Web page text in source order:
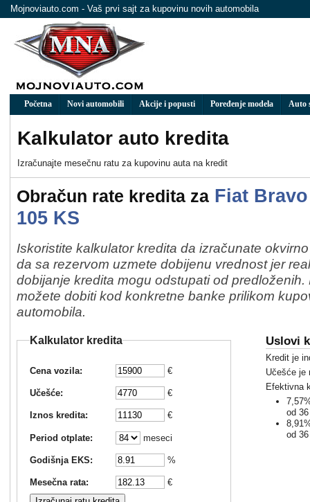
Mojnoviauto.com - Vaš prvi sajt za kupovinu novih automobila
Početna Novi automobili Akcije i popusti Poređenje modela Auto
Kalkulator auto kredita
Izračunaјte mesečnu ratu za kupovinu auta na kredit
Obračun rate kredita za Fiat
105 KS
Iskoristite kalkulator kredita da izračunate
da sa rezervom uzmete dobijenu vrednost jer
dobijanje kredita mogu odstupati od
možete dobiti kod konkretne banke prilikom
automobila.
Kalkulator kredita
Cena vozila: €
Učešće: €
Iznos kredita: €
Period otplate: meseci
Godišnja EKS: %
Mesečna rata: €
Uslovi
Kredit je
Učešće je
Efektivna
od
od